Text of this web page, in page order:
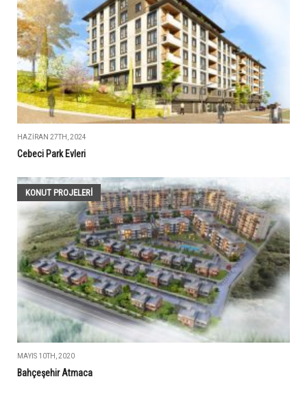
HAZIRAN 27TH, 2024
Cebeci Park Evleri
KONUT PROJELERI
MAYIS 10TH, 2020
Bahçeşehir Atmaca